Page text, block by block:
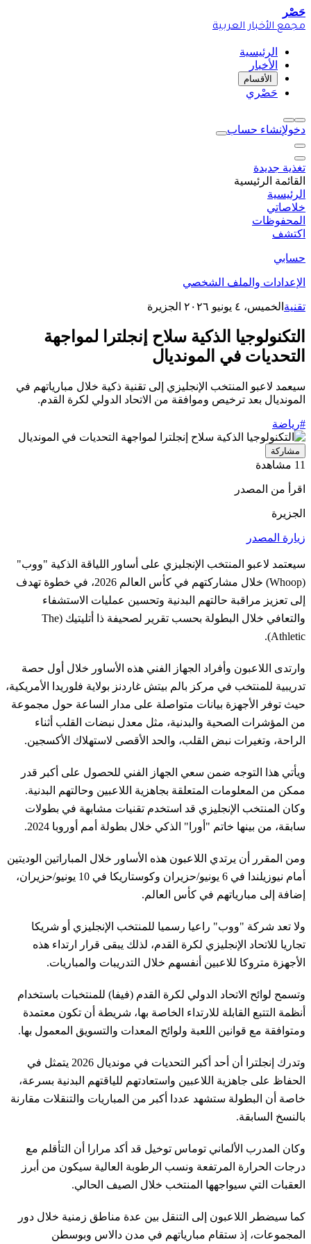
حَصْر
مجمع الأخبار العربية
الرئيسية
الأخبار
الأقسام
حَصْري
دخولإنشاء حساب
تغذية جديدة
القائمة الرئيسية
الرئيسية
خلاصاتي
المحفوظات
اكتشف
حسابي
الإعدادات والملف الشخصي
تقنية الخميس، ٤ يونيو ٢٠٢٦ الجزيرة
التكنولوجيا الذكية سلاح إنجلترا لمواجهة
التحديات في المونديال
سيعمد لاعبو المنتخب الإنجليزي إلى تقنية ذكية خلال مبارياتهم في
المونديال بعد ترخيص وموافقة من الاتحاد الدولي لكرة القدم.
#رياضة
مشاركة
11 مشاهدة
اقرأ من المصدر
الجزيرة
زيارة المصدر
سيعتمد لاعبو المنتخب الإنجليزي على أساور اللياقة الذكية "ووب"
(Whoop) خلال مشاركتهم في كأس العالم 2026، في خطوة تهدف
إلى تعزيز مراقبة حالتهم البدنية وتحسين عمليات الاستشفاء
والتعافي خلال البطولة بحسب تقرير لصحيفة ذا أتليتيك (The
Athletic).
وارتدى اللاعبون وأفراد الجهاز الفني هذه الأساور خلال أول حصة
تدريبية للمنتخب في مركز بالم بيتش غاردنز بولاية فلوريدا الأمريكية،
حيث توفر الأجهزة بيانات متواصلة على مدار الساعة حول مجموعة
من المؤشرات الصحية والبدنية، مثل معدل نبضات القلب أثناء
الراحة، وتغيرات نبض القلب، والحد الأقصى لاستهلاك الأكسجين.
ويأتي هذا التوجه ضمن سعي الجهاز الفني للحصول على أكبر قدر
ممكن من المعلومات المتعلقة بجاهزية اللاعبين وحالتهم البدنية.
وكان المنتخب الإنجليزي قد استخدم تقنيات مشابهة في بطولات
سابقة، من بينها خاتم "أورا" الذكي خلال بطولة أمم أوروبا 2024.
ومن المقرر أن يرتدي اللاعبون هذه الأساور خلال المباراتين الوديتين
أمام نيوزيلندا في 6 يونيو/حزيران وكوستاريكا في 10 يونيو/حزيران،
إضافة إلى مبارياتهم في كأس العالم.
ولا تعد شركة "ووب" راعيا رسميا للمنتخب الإنجليزي أو شريكا
تجاريا للاتحاد الإنجليزي لكرة القدم، لذلك يبقى قرار ارتداء هذه
الأجهزة متروكا للاعبين أنفسهم خلال التدريبات والمباريات.
وتسمح لوائح الاتحاد الدولي لكرة القدم (فيفا) للمنتخبات باستخدام
أنظمة التتبع القابلة للارتداء الخاصة بها، شريطة أن تكون معتمدة
ومتوافقة مع قوانين اللعبة ولوائح المعدات والتسويق المعمول بها.
وتدرك إنجلترا أن أحد أكبر التحديات في مونديال 2026 يتمثل في
الحفاظ على جاهزية اللاعبين واستعادتهم للياقتهم البدنية بسرعة،
خاصة أن البطولة ستشهد عددا أكبر من المباريات والتنقلات مقارنة
بالنسخ السابقة.
وكان المدرب الألماني توماس توخيل قد أكد مرارا أن التأقلم مع
درجات الحرارة المرتفعة ونسب الرطوبة العالية سيكون من أبرز
العقبات التي سيواجهها المنتخب خلال الصيف الحالي.
كما سيضطر اللاعبون إلى التنقل بين عدة مناطق زمنية خلال دور
المجموعات، إذ ستقام مبارياتهم في مدن دالاس وبوسطن